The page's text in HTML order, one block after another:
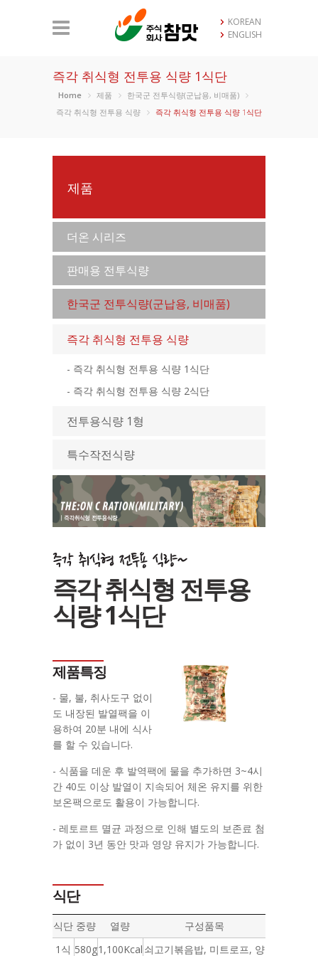
KOREAN
ENGLISH
즉각 취식형 전투용 식량 1식단
Home 제품
한국군 전투식량(군납용, 비매품)
즉각 취식형 전투용 식량
즉각 취식형 전투용 식량 1식단
제품
더온 시리즈
판매용 전투식량
한국군 전투식량(군납용, 비매품)
즉각 취식형 전투용 식량
- 즉각 취식형 전투용 식량 1식단
- 즉각 취식형 전투용 식량 2식단
전투용식량 1형
특수작전식량
즉각 취식형 전투용
식량 1식단
제품특징
- 물, 불, 취사도구 없이
도 내장된 발열팩을 이
용하여 20분 내에 식사
를 할 수 있습니다.
- 식품을 데운 후 발역팩에 물을 추가하면 3~4시
간 40도 이상 발열이 지속되어 체온 유지를 위한
보온팩으로도 활용이 가능합니다.
- 레토르트 멸균 과정으로 인해 별도의 보존료 첨
가 없이 3년 동안 맛과 영양 유지가 가능합니다.
식단
식단 중량 열량
구성품목
1식 580g1,100Kcal 쇠고기볶음밥, 미트로프, 양